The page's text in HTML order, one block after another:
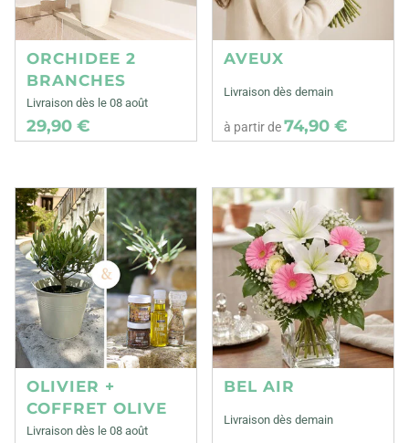
ORCHIDEE 2
BRANCHES
Livraison dès le 08 août
29,90 €
AVEUX
Livraison dès demain
à partir de74,90 €
OLIVIER +
COFFRET OLIVE
Livraison dès le 08 août
BEL AIR
Livraison dès demain